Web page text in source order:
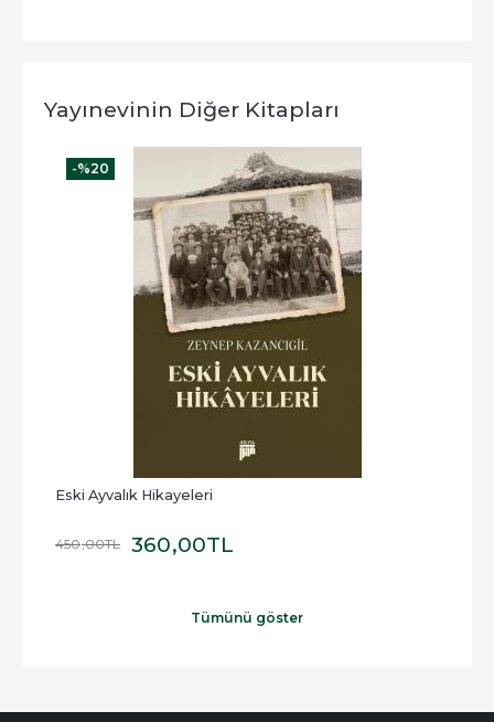
Yayınevinin Diğer Kitapları
-%20
Eski Ayvalık Hikayeleri
450,00TL 360,00TL
Tümünü göster